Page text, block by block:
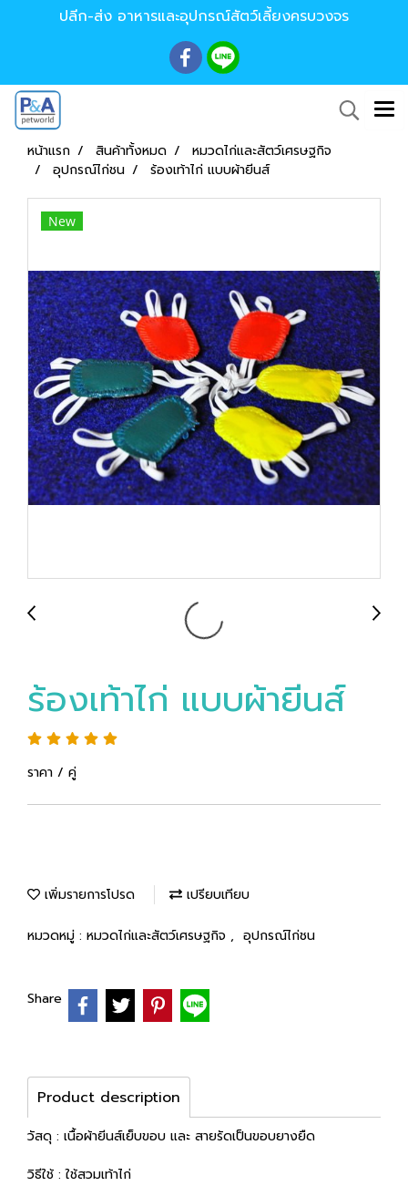
ปลีก-ส่ง อาหารและอุปกรณ์สัตว์เลี้ยงครบวงจร
หน้าแรก สินค้าทั้งหมด
หมวดไก่และสัตว์เศรษฐกิจ
อุปกรณ์ไก่ชน
ร้องเท้าไก่ แบบผ้ายีนส์
New
ร้องเท้าไก่ แบบผ้ายีนส์
ราคา / คู่
เพิ่มรายการโปรด เปรียบเทียบ
หมวดหมู่ : หมวดไก่และสัตว์เศรษฐกิจ , อุปกรณ์ไก่ชน
Share
Product description
วัสดุ : เนื้อผ้ายีนส์เย็บขอบ และ สายรัดเป็นขอบยางยืด
วิธีใช้ : ใช้สวมเท้าไก่